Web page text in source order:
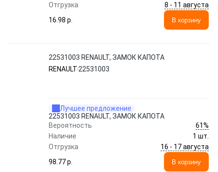
Отгрузка
8 - 11 августа
16.98 p.
В корзину
22531003 RENAULT, ЗАМОК КАПОТА
RENAULT 22531003
Лучшее предложение
22531003 RENAULT, ЗАМОК КАПОТА
Вероятность
61%
Наличие
1 шт.
Отгрузка
16 - 17 августа
98.77 p.
В корзину